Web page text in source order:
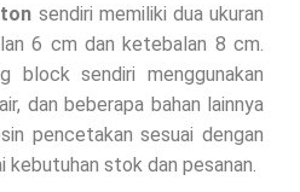
sendiri memiliki dua ukuran
6 cm dan ketebalan 8 cm.
block sendiri menggunakan
dan beberapa bahan lainnya
pencetakan sesuai dengan
kebutuhan stok dan pesanan.